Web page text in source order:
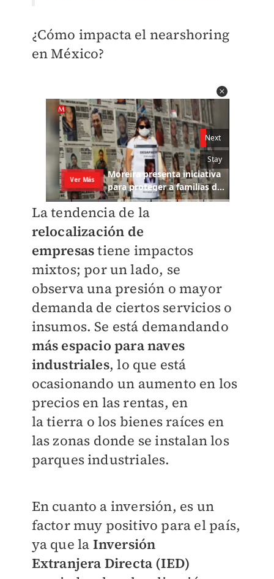
¿Cómo impacta el nearshoring
en México?
La tendencia de la
relocalización de
empresastiene impactos
mixtos; por un lado, se
observauna presión o mayor
demanda de ciertos servicios o
insumos. Se está demandando
más espacio para naves
industriales, lo que está
ocasionando un aumento en los
precios en las rentas, en
latierra o los bienes raíces en
las zonas donde seinstalan los
parques industriales.
En cuanto a inversión, es un
factor muy positivo para el país,
ya que la Inversión
Extranjera Directa (IED)